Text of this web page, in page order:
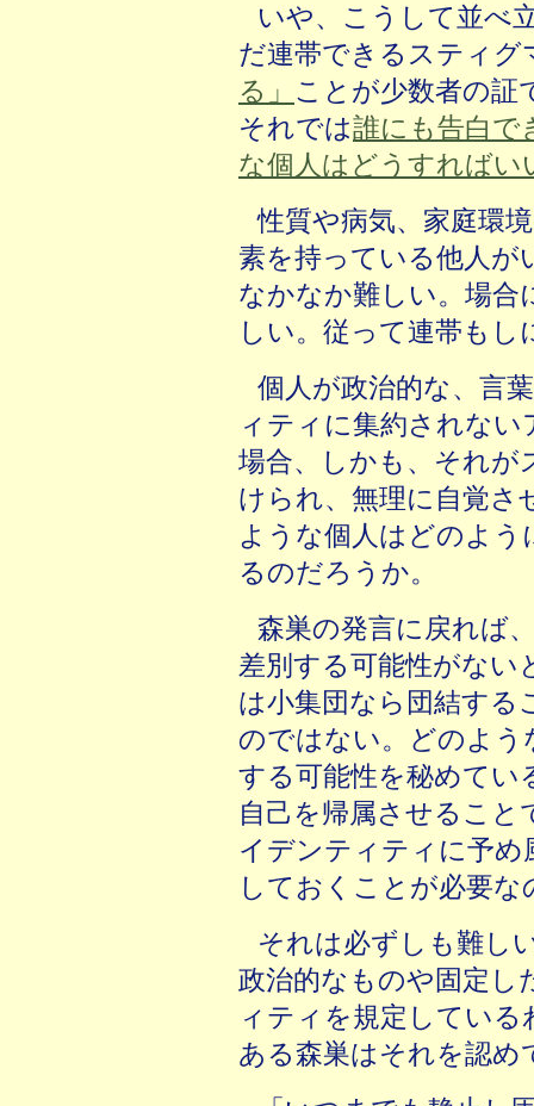
いや、こうして並べ
だ連帯できるスティグ
る」 ことが少数者の証
それでは誰にも告白で
な個人はどうすればい
性質や病気、家庭環
素を持っている他人が
なかなか難しい。場合
しい。従って連帯もし
個人が政治的な、言
ィティに集約されな
場合、しかも、それが
けられ、無理に自覚さ
ような個人はどのよ
るのだろうか。
森巣の発言に戻れば
差別する可能性がない
は小集団なら団結す
のではない。どのよう
する可能性を秘めてい
自己を帰属させるこ
イデンティティに予
しておくことが必要
それは必ずしも難し
政治的なものや固定し
ィティを規定してい
ある森巣はそれを認め